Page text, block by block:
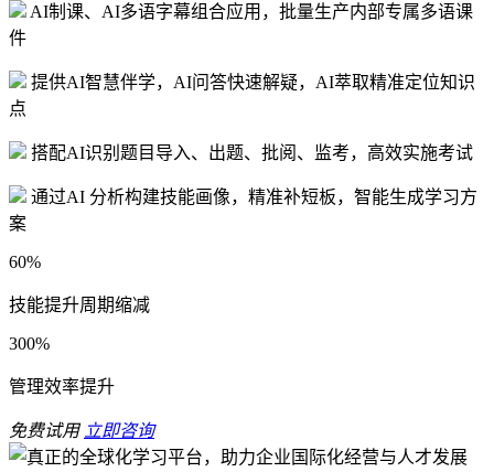
AI制课、AI多语字幕组合应用，批量生产内部专属多语课
件
提供AI智慧伴学，AI问答快速解疑，AI萃取精准定位知识
点
搭配AI识别题目导入、出题、批阅、监考，高效实施考试
通过AI 分析构建技能画像，精准补短板，智能生成学习方
案
60%
技能提升周期缩减
300%
管理效率提升
免费试用 立即咨询